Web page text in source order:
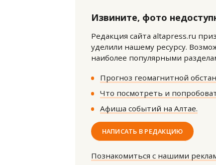
Извините, фото
Редакция сайта altapress.ru
уделили нашему ресурсу.
наиболее популярными
Прогноз геомагнитной
Что посмотреть и
Афиша событий на Алтае.
НАПИСАТЬ В РЕДАКЦИЮ
Познакомиться с нашими